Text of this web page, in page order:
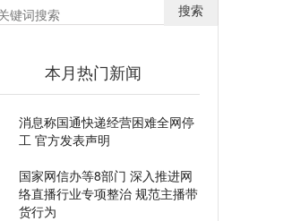
搜索
本月热门新闻
消息称国通快递经营困难全网停
工 官方发表声明
国家网信办等8部门 深入推进网
络直播行业专项整治 规范主播带
货行为